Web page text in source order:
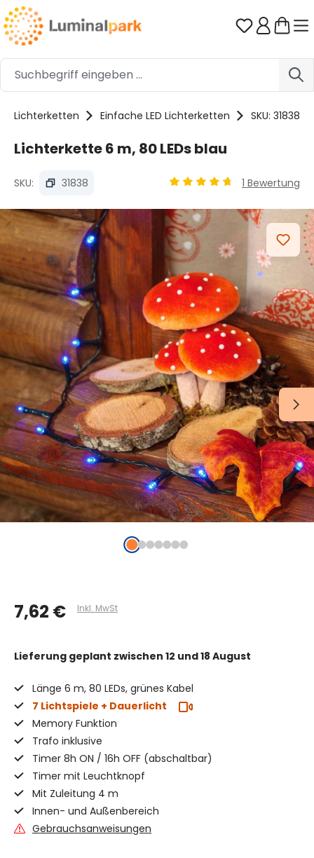
Zum Hauptinhalt springen Du hast 0
Lichterketten Einfache LED Lichterketten SKU: 31838
Lichterkette 6 m, 80 LEDs blau
SKU: 31838 1 Bewertung
Bildergalerie überspringen
7,62 € Inkl. MwSt
Lieferung geplant zwischen 12 und 18 August
Länge 6 m, 80 LEDs, grünes Kabel
7 Lichtspiele + Dauerlicht
Memory Funktion
Trafo inklusive
Timer 8h ON / 16h OFF (abschaltbar)
Timer mit Leuchtknopf
Mit Zuleitung 4 m
Innen- und Außenbereich
Gebrauchsanweisungen